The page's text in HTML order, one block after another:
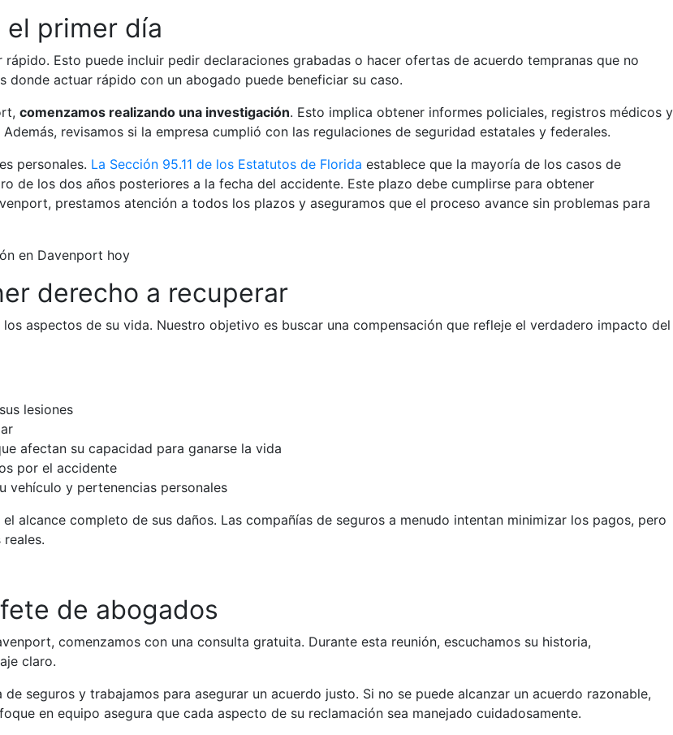
primer día
Esto puede incluir pedir declaraciones grabadas o hacer ofertas de acuerdo tempranas que no
actuar rápido con un abogado puede beneficiar su caso.
comenzamos realizando una investigación. Esto implica obtener informes policiales, registros médicos y
revisamos si la empresa cumplió con las regulaciones de seguridad estatales y federales.
personales. La Sección 95.11 de los Estatutos de Florida establece que la mayoría de los casos de
de los dos años posteriores a la fecha del accidente. Este plazo debe cumplirse para obtener
prestamos atención a todos los plazos y aseguramos que el proceso avance sin problemas para
en Davenport hoy
derecho a recuperar
aspectos de su vida. Nuestro objetivo es buscar una compensación que refleje el verdadero impacto del
lesiones
afectan su capacidad para ganarse la vida
por el accidente
vehículo y pertenencias personales
alcance completo de sus daños. Las compañías de seguros a menudo intentan minimizar los pagos, pero
de abogados
comenzamos con una consulta gratuita. Durante esta reunión, escuchamos su historia,
claro.
seguros y trabajamos para asegurar un acuerdo justo. Si no se puede alcanzar un acuerdo razonable,
en equipo asegura que cada aspecto de su reclamación sea manejado cuidadosamente.